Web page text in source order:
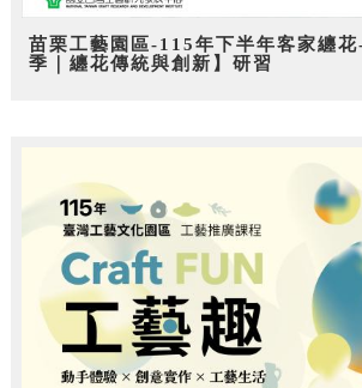
苗栗工藝園區-115年下半年客家纏花
季｜纏花傳統與創新】研習